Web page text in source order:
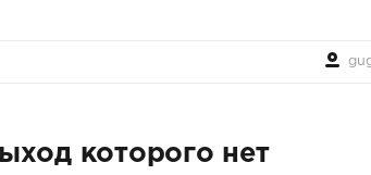
которого нет